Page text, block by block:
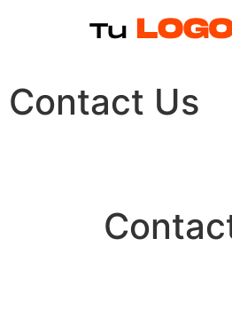
Contact Us